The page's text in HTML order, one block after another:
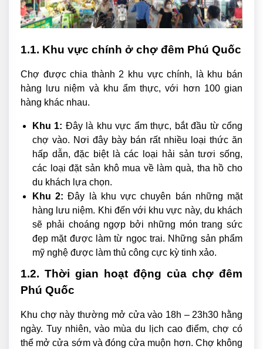
1.1. Khu vực chính ở chợ đêm Phú Quốc
Chợ được chia thành 2 khu vực chính, là khu bán
hàng lưu niệm và khu ẩm thực, với hơn 100 gian
hàng khác nhau.
Khu 1: Đây là khu vực ẩm thực, bắt đầu từ cổng
chợ vào. Nơi đây bày bán rất nhiều loại thức ăn
hấp dẫn, đặc biệt là các loại hải sản tươi sống,
các loại đặt sản khô mua về làm quà, tha hồ cho
du khách lựa chọn.
Khu 2: Đây là khu vực chuyên bán những mặt
hàng lưu niệm. Khi đến với khu vực này, du khách
sẽ phải choáng ngợp bởi những món trang sức
đẹp mặt được làm từ ngọc trai. Những sản phẩm
mỹ nghệ được làm thủ công cực kỳ tinh xảo.
1.2. Thời gian hoạt động của chợ đêm
Phú Quốc
Khu chợ này thường mở cửa vào 18h – 23h30 hằng
ngày. Tuy nhiên, vào mùa du lịch cao điểm, chợ có
thể mở cửa sớm và đóng cửa muộn hơn. Chợ không